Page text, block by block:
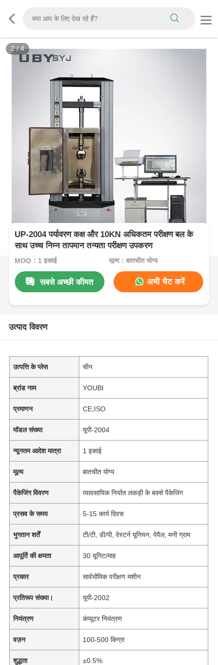
3/4
UP-2004 पर्यावरण कक्ष और 10KN अधिकतम परीक्षण बल के
साथ उच्च निम्न तापमान तन्यता परीक्षण उपकरण
MOQ：1 इकाई मूल्य：बातचीत योग्य
सबसे अच्छी कीमत अभी चैट करें
उत्पाद विवरण
उत्पत्ति के प्लेस चीन
ब्रांड नाम YOUBI
प्रमाणन CE,ISO
मॉडल संख्या यूपी-2004
न्यूनतम आदेश मात्रा 1 इकाई
मूल्य बातचीत योग्य
पैकेजिंग विवरण व्यावसायिक निर्यात लकड़ी के बक्से पैकेजिंग
प्रसव के समय 5-15 कार्य दिवस
भुगतान शर्तें टी/टी, डी/पी, वेस्टर्न यूनियन, पेपैल, मनी ग्राम
आपूर्ति की क्षमता 30 यूनिट/माह
प्रकार सार्वभौमिक परीक्षण मशीन
प्रतिरूप संख्या। यूपी-2002
नियंत्रण कंप्यूटर नियंत्रण
वज़न 100-500 किग्रा
शुद्धता ±0.5%